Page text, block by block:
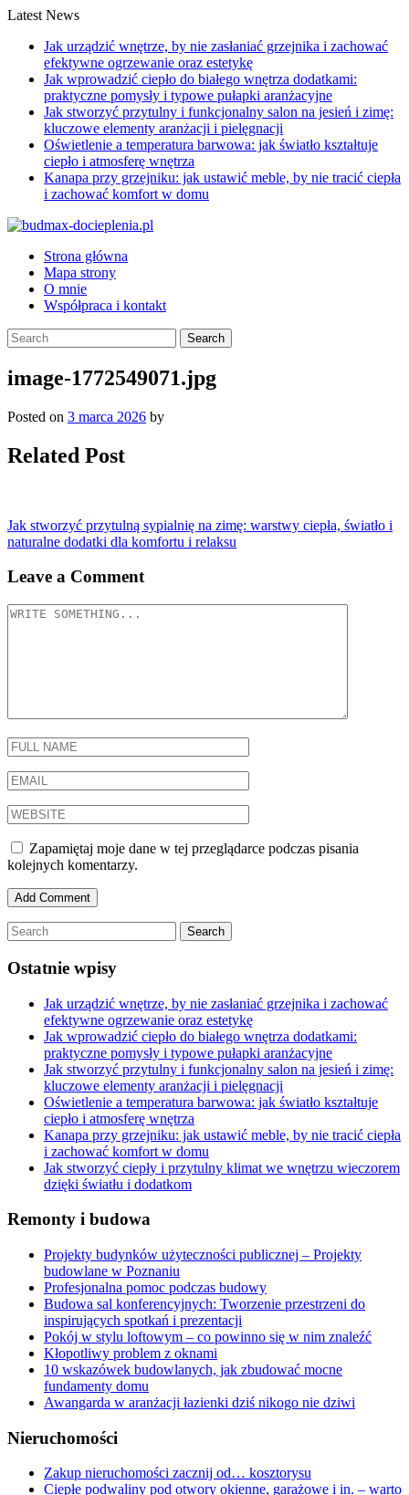
Skip
content
Latest News
Jak urządzić wnętrze, by nie zasłaniać grzejnika i zachować
efektywne ogrzewanie oraz estetykę
Jak wprowadzić ciepło do białego wnętrza dodatkami:
praktyczne pomysły i typowe pułapki aranżacyjne
Jak stworzyć przytulny i funkcjonalny salon na jesień i zimę:
kluczowe elementy aranżacji i pielęgnacji
Oświetlenie a temperatura barwowa: jak światło kształtuje
ciepło i atmosferę wnętrza
Kanapa przy grzejniku: jak ustawić meble, by nie tracić ciepła
i zachować komfort w domu
Strona główna
Mapa strony
O mnie
Współpraca i kontakt
image-1772549071.jpg
Posted on 3 marca 2026 by
Related Post
Nawigacja
wpisu
Jak stworzyć przytulną sypialnię na zimę: warstwy ciepła, światło i
naturalne dodatki dla komfortu i relaksu
Leave a Comment
Zapamiętaj moje dane w tej przeglądarce podczas pisania
kolejnych komentarzy.
Ostatnie wpisy
Jak urządzić wnętrze, by nie zasłaniać grzejnika i zachować
efektywne ogrzewanie oraz estetykę
Jak wprowadzić ciepło do białego wnętrza dodatkami:
praktyczne pomysły i typowe pułapki aranżacyjne
Jak stworzyć przytulny i funkcjonalny salon na jesień i zimę:
kluczowe elementy aranżacji i pielęgnacji
Oświetlenie a temperatura barwowa: jak światło kształtuje
ciepło i atmosferę wnętrza
Kanapa przy grzejniku: jak ustawić meble, by nie tracić ciepła
i zachować komfort w domu
Jak stworzyć ciepły i przytulny klimat we wnętrzu wieczorem
dzięki światłu i dodatkom
Remonty i budowa
Projekty budynków użyteczności publicznej – Projekty
budowlane w Poznaniu
Profesjonalna pomoc podczas budowy
Budowa sal konferencyjnych: Tworzenie przestrzeni do
inspirujących spotkań i prezentacji
Pokój w stylu loftowym – co powinno się w nim znaleźć
Kłopotliwy problem z oknami
10 wskazówek budowlanych, jak zbudować mocne
fundamenty domu
Awangarda w aranżacji łazienki dziś nikogo nie dziwi
Nieruchomości
Zakup nieruchomości zacznij od… kosztorysu
Ciepłe podwaliny pod otwory okienne, garażowe i in. – warto